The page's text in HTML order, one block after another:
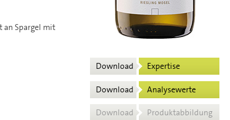
an Spargel mit
Download Expertise
Download Analysewerte
Download Produktabbildung